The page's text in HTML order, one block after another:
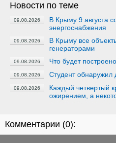
Новости по теме
09.08.2026
В Крыму 9 августа
энергоснабжения
09.08.2026
В Крыму все
генераторами
09.08.2026 Что будет
09.08.2026 Студент
09.08.2026
Каждый четвертый
ожирением, а
Комментарии (0):